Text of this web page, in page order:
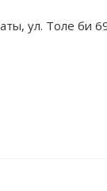
ул. Толе би